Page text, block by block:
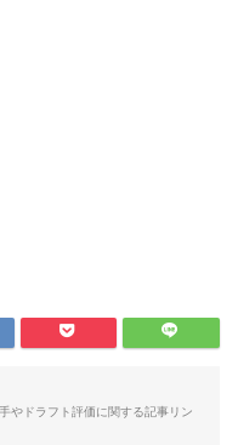
やドラフト評価に関する記事リン